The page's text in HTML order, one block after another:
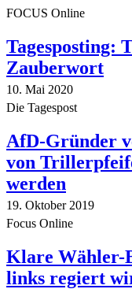
FOCUS Online
Tagesposting:
Zauberwort
10. Mai 2020
Die Tagespost
AfD-Gründer
von
werden
19. Oktober 2019
Focus Online
Klare Wähler-
links regiert